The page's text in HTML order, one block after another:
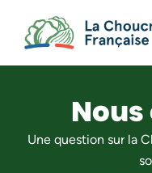
Une question sur la